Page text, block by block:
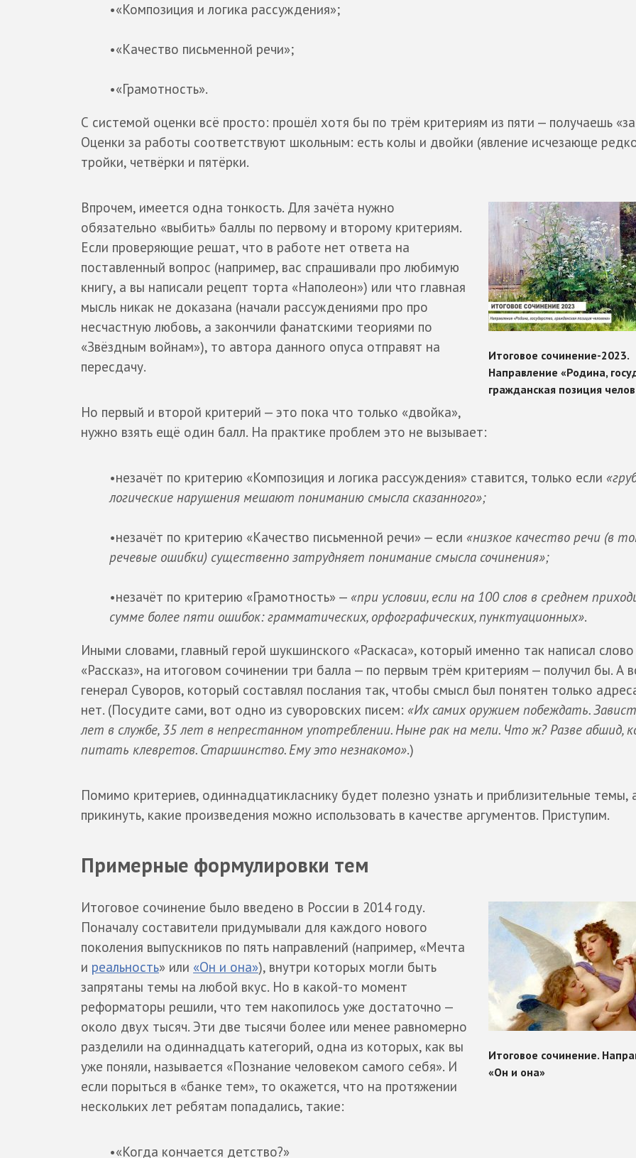
•«Композиция и логика рассуждения»;
•«Качество письменной речи»;
•«Грамотность».
С системой оценки всё просто: прошёл хотя бы по трём критериям из пяти — получаешь
Оценки за работы соответствуют школьным: есть колы и двойки (явление исчезающе
тройки, четвёрки и пятёрки.
Впрочем, имеется одна тонкость. Для зачёта нужно
обязательно «выбить» баллы по первому и второму критериям.
Если проверяющие решат, что в работе нет ответа на
поставленный вопрос (например, вас спрашивали про любимую
книгу, а вы написали рецепт торта «Наполеон») или что главная
мысль никак не доказана (начали рассуждениями про про
несчастную любовь, а закончили фанатскими теориями по
«Звёздным войнам»), то автора данного опуса отправят на
пересдачу.
Но первый и второй критерий — это пока что только «двойка»,
нужно взять ещё один балл. На практике проблем это не вызывает:
•незачёт по критерию «Композиция и логика рассуждения» ставится, только если
логические нарушения мешают пониманию смысла сказанного»;
•незачёт по критерию «Качество письменной речи» — если «низкое качество речи (в
речевые ошибки) существенно затрудняет понимание смысла сочинения»;
•незачёт по критерию «Грамотность» — «при условии, если на 100 слов в среднем
сумме более пяти ошибок: грамматических, орфографических, пунктуационных».
Иными словами, главный герой шукшинского «Раскаса», который именно так написал слово
«Рассказ», на итоговом сочинении три балла — по первым трём критериям — получил бы. А
генерал Суворов, который составлял послания так, чтобы смысл был понятен только
нет. (Посудите сами, вот одно из суворовских писем: «Их самих оружием побеждать.
лет в службе, 35 лет в непрестанном употреблении. Ныне рак на мели. Что ж? Разве абшид,
питать клевретов. Старшинство. Ему это незнакомо».)
Помимо критериев, одиннадцатикласнику будет полезно узнать и приблизительные темы,
прикинуть, какие произведения можно использовать в качестве аргументов. Приступим.
Примерные формулировки тем
Итоговое сочинение было введено в России в 2014 году.
Поначалу составители придумывали для каждого нового
поколения выпускников по пять направлений (например, «Мечта
и реальность» или «Он и она»), внутри которых могли быть
запрятаны темы на любой вкус. Но в какой-то момент
реформаторы решили, что тем накопилось уже достаточно —
около двух тысяч. Эти две тысячи более или менее равномерно
разделили на одиннадцать категорий, одна из которых, как вы
уже поняли, называется «Познание человеком самого себя». И
если порыться в «банке тем», то окажется, что на протяжении
нескольких лет ребятам попадались, такие:
•«Когда кончается детство?»